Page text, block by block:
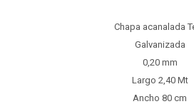
Chapa acanalada
Galvanizada
0,20 mm
Largo 2,40 Mt
Ancho 80 cm